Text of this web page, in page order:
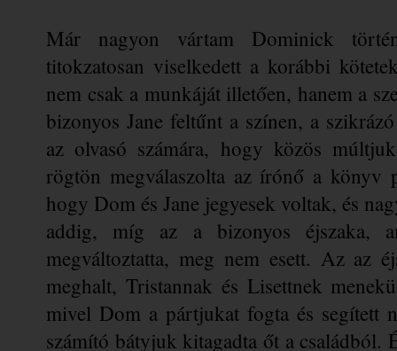
Már nagyon vártam Dominick
titokzatosan viselkedett a korábbi
nem csak a munkáját illetően, hanem a
bizonyos Jane feltűnt a színen, a
az olvasó számára, hogy közös
rögtön megválaszolta az írónő a könyv
hogy Dom és Jane jegyesek voltak, és
addig, míg az a bizonyos éjszaka,
megváltoztatta, meg nem esett. Az az
meghalt, Tristannak és Lisettnek
mivel Dom a pártjukat fogta és segített
számító bátyjuk kitagadta őt a családból.